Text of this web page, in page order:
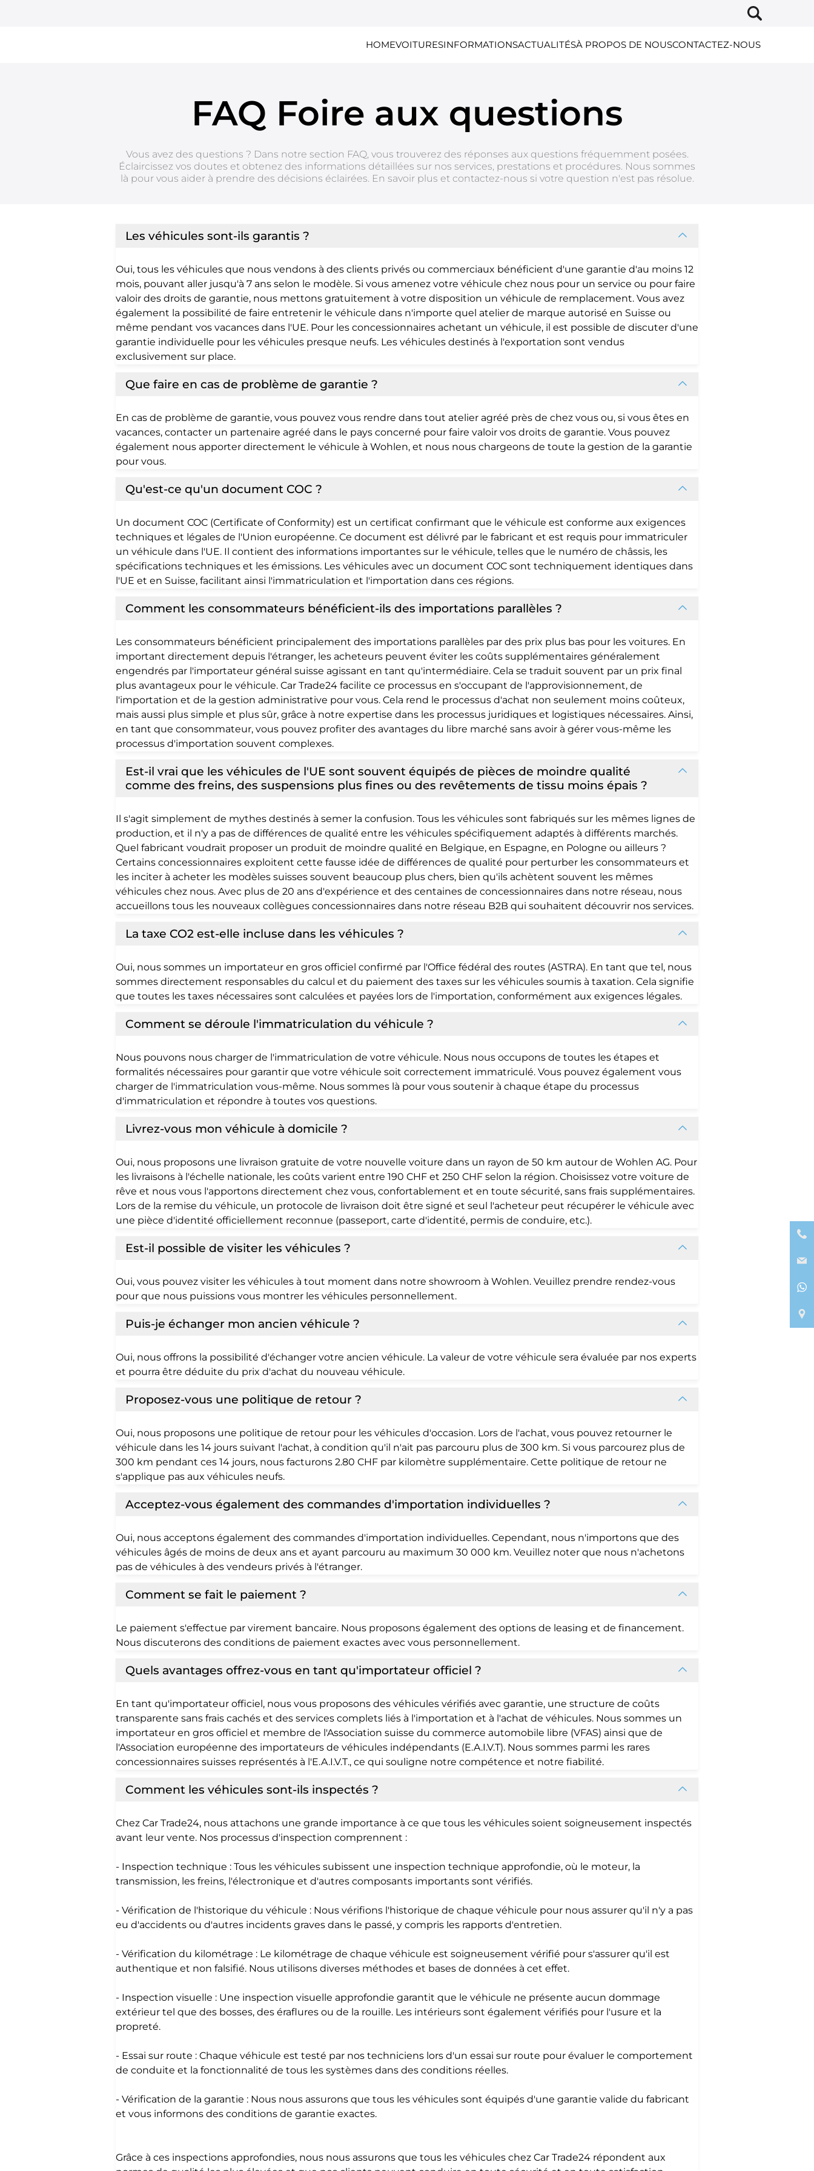
HOMEVOITURESINFORMATIONSACTUALITÉSÀ PROPOS DE NOUSCONTACTEZ-NOUS
FAQ Foire aux questions
Vous avez des questions ? Dans notre section FAQ, vous trouverez des réponses aux questions fréquemment posées.
Éclaircissez vos doutes et obtenez des informations détaillées sur nos services, prestations et procédures. Nous sommes
là pour vous aider à prendre des décisions éclairées. En savoir plus et contactez-nous si votre question n'est pas résolue.
Les véhicules sont-ils garantis ?
Oui, tous les véhicules que nous vendons à des clients privés ou commerciaux bénéficient d'une garantie d'au moins 12
mois, pouvant aller jusqu'à 7 ans selon le modèle. Si vous amenez votre véhicule chez nous pour un service ou pour faire
valoir des droits de garantie, nous mettons gratuitement à votre disposition un véhicule de remplacement. Vous avez
également la possibilité de faire entretenir le véhicule dans n'importe quel atelier de marque autorisé en Suisse ou
même pendant vos vacances dans l'UE. Pour les concessionnaires achetant un véhicule, il est possible de discuter d'une
garantie individuelle pour les véhicules presque neufs. Les véhicules destinés à l'exportation sont vendus
exclusivement sur place.
Que faire en cas de problème de garantie ?
En cas de problème de garantie, vous pouvez vous rendre dans tout atelier agréé près de chez vous ou, si vous êtes en
vacances, contacter un partenaire agréé dans le pays concerné pour faire valoir vos droits de garantie. Vous pouvez
également nous apporter directement le véhicule à Wohlen, et nous nous chargeons de toute la gestion de la garantie
pour vous.
Qu'est-ce qu'un document COC ?
Un document COC (Certificate of Conformity) est un certificat confirmant que le véhicule est conforme aux exigences
techniques et légales de l'Union européenne. Ce document est délivré par le fabricant et est requis pour immatriculer
un véhicule dans l'UE. Il contient des informations importantes sur le véhicule, telles que le numéro de châssis, les
spécifications techniques et les émissions. Les véhicules avec un document COC sont techniquement identiques dans
l'UE et en Suisse, facilitant ainsi l'immatriculation et l'importation dans ces régions.
Comment les consommateurs bénéficient-ils des importations parallèles ?
Les consommateurs bénéficient principalement des importations parallèles par des prix plus bas pour les voitures. En
important directement depuis l'étranger, les acheteurs peuvent éviter les coûts supplémentaires généralement
engendrés par l'importateur général suisse agissant en tant qu'intermédiaire. Cela se traduit souvent par un prix final
plus avantageux pour le véhicule. Car Trade24 facilite ce processus en s'occupant de l'approvisionnement, de
l'importation et de la gestion administrative pour vous. Cela rend le processus d'achat non seulement moins coûteux,
mais aussi plus simple et plus sûr, grâce à notre expertise dans les processus juridiques et logistiques nécessaires. Ainsi,
en tant que consommateur, vous pouvez profiter des avantages du libre marché sans avoir à gérer vous-même les
processus d'importation souvent complexes.
Est-il vrai que les véhicules de l'UE sont souvent équipés de pièces de moindre qualité
comme des freins, des suspensions plus fines ou des revêtements de tissu moins épais ?
Il s'agit simplement de mythes destinés à semer la confusion. Tous les véhicules sont fabriqués sur les mêmes lignes de
production, et il n'y a pas de différences de qualité entre les véhicules spécifiquement adaptés à différents marchés.
Quel fabricant voudrait proposer un produit de moindre qualité en Belgique, en Espagne, en Pologne ou ailleurs ?
Certains concessionnaires exploitent cette fausse idée de différences de qualité pour perturber les consommateurs et
les inciter à acheter les modèles suisses souvent beaucoup plus chers, bien qu'ils achètent souvent les mêmes
véhicules chez nous. Avec plus de 20 ans d'expérience et des centaines de concessionnaires dans notre réseau, nous
accueillons tous les nouveaux collègues concessionnaires dans notre réseau B2B qui souhaitent découvrir nos services.
La taxe CO2 est-elle incluse dans les véhicules ?
Oui, nous sommes un importateur en gros officiel confirmé par l'Office fédéral des routes (ASTRA). En tant que tel, nous
sommes directement responsables du calcul et du paiement des taxes sur les véhicules soumis à taxation. Cela signifie
que toutes les taxes nécessaires sont calculées et payées lors de l'importation, conformément aux exigences légales.
Comment se déroule l'immatriculation du véhicule ?
Nous pouvons nous charger de l'immatriculation de votre véhicule. Nous nous occupons de toutes les étapes et
formalités nécessaires pour garantir que votre véhicule soit correctement immatriculé. Vous pouvez également vous
charger de l'immatriculation vous-même. Nous sommes là pour vous soutenir à chaque étape du processus
d'immatriculation et répondre à toutes vos questions.
Livrez-vous mon véhicule à domicile ?
Oui, nous proposons une livraison gratuite de votre nouvelle voiture dans un rayon de 50 km autour de Wohlen AG. Pour
les livraisons à l'échelle nationale, les coûts varient entre 190 CHF et 250 CHF selon la région. Choisissez votre voiture de
rêve et nous vous l'apportons directement chez vous, confortablement et en toute sécurité, sans frais supplémentaires.
Lors de la remise du véhicule, un protocole de livraison doit être signé et seul l'acheteur peut récupérer le véhicule avec
une pièce d'identité officiellement reconnue (passeport, carte d'identité, permis de conduire, etc.).
Est-il possible de visiter les véhicules ?
Oui, vous pouvez visiter les véhicules à tout moment dans notre showroom à Wohlen. Veuillez prendre rendez-vous
pour que nous puissions vous montrer les véhicules personnellement.
Puis-je échanger mon ancien véhicule ?
Oui, nous offrons la possibilité d'échanger votre ancien véhicule. La valeur de votre véhicule sera évaluée par nos experts
et pourra être déduite du prix d'achat du nouveau véhicule.
Proposez-vous une politique de retour ?
Oui, nous proposons une politique de retour pour les véhicules d'occasion. Lors de l'achat, vous pouvez retourner le
véhicule dans les 14 jours suivant l'achat, à condition qu'il n'ait pas parcouru plus de 300 km. Si vous parcourez plus de
300 km pendant ces 14 jours, nous facturons 2.80 CHF par kilomètre supplémentaire. Cette politique de retour ne
s'applique pas aux véhicules neufs.
Acceptez-vous également des commandes d'importation individuelles ?
Oui, nous acceptons également des commandes d'importation individuelles. Cependant, nous n'importons que des
véhicules âgés de moins de deux ans et ayant parcouru au maximum 30 000 km. Veuillez noter que nous n'achetons
pas de véhicules à des vendeurs privés à l'étranger.
Comment se fait le paiement ?
Le paiement s'effectue par virement bancaire. Nous proposons également des options de leasing et de financement.
Nous discuterons des conditions de paiement exactes avec vous personnellement.
Quels avantages offrez-vous en tant qu'importateur officiel ?
En tant qu'importateur officiel, nous vous proposons des véhicules vérifiés avec garantie, une structure de coûts
transparente sans frais cachés et des services complets liés à l'importation et à l'achat de véhicules. Nous sommes un
importateur en gros officiel et membre de l'Association suisse du commerce automobile libre (VFAS) ainsi que de
l'Association européenne des importateurs de véhicules indépendants (E.A.I.V.T). Nous sommes parmi les rares
concessionnaires suisses représentés à l'E.A.I.V.T., ce qui souligne notre compétence et notre fiabilité.
Comment les véhicules sont-ils inspectés ?
Chez Car Trade24, nous attachons une grande importance à ce que tous les véhicules soient soigneusement inspectés
avant leur vente. Nos processus d'inspection comprennent :
- Inspection technique : Tous les véhicules subissent une inspection technique approfondie, où le moteur, la
transmission, les freins, l'électronique et d'autres composants importants sont vérifiés.
- Vérification de l'historique du véhicule : Nous vérifions l'historique de chaque véhicule pour nous assurer qu'il n'y a pas
eu d'accidents ou d'autres incidents graves dans le passé, y compris les rapports d'entretien.
- Vérification du kilométrage : Le kilométrage de chaque véhicule est soigneusement vérifié pour s'assurer qu'il est
authentique et non falsifié. Nous utilisons diverses méthodes et bases de données à cet effet.
- Inspection visuelle : Une inspection visuelle approfondie garantit que le véhicule ne présente aucun dommage
extérieur tel que des bosses, des éraflures ou de la rouille. Les intérieurs sont également vérifiés pour l'usure et la
propreté.
- Essai sur route : Chaque véhicule est testé par nos techniciens lors d'un essai sur route pour évaluer le comportement
de conduite et la fonctionnalité de tous les systèmes dans des conditions réelles.
- Vérification de la garantie : Nous nous assurons que tous les véhicules sont équipés d'une garantie valide du fabricant
et vous informons des conditions de garantie exactes.
Grâce à ces inspections approfondies, nous nous assurons que tous les véhicules chez Car Trade24 répondent aux